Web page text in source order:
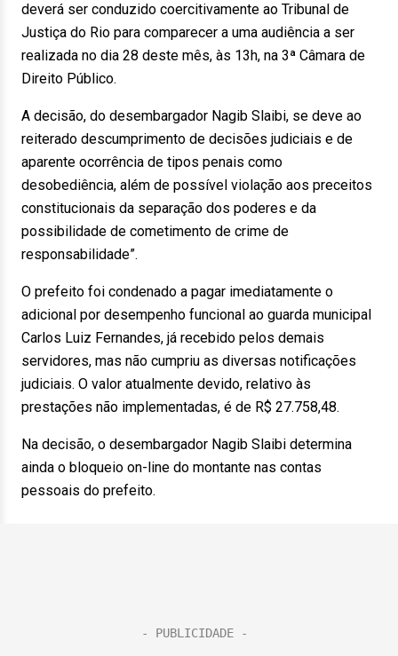
deverá ser conduzido coercitivamente ao Tribunal de
Justiça do Rio para comparecer a uma audiência a ser
realizada no dia 28 deste mês, às 13h, na 3ª Câmara de
Direito Público.
A decisão, do desembargador Nagib Slaibi, se deve ao
reiterado descumprimento de decisões judiciais e de
aparente ocorrência de tipos penais como
desobediência, além de possível violação aos preceitos
constitucionais da separação dos poderes e da
possibilidade de cometimento de crime de
responsabilidade”.
O prefeito foi condenado a pagar imediatamente o
adicional por desempenho funcional ao guarda municipal
Carlos Luiz Fernandes, já recebido pelos demais
servidores, mas não cumpriu as diversas notificações
judiciais. O valor atualmente devido, relativo às
prestações não implementadas, é de R$ 27.758,48.
Na decisão, o desembargador Nagib Slaibi determina
ainda o bloqueio on-line do montante nas contas
pessoais do prefeito.